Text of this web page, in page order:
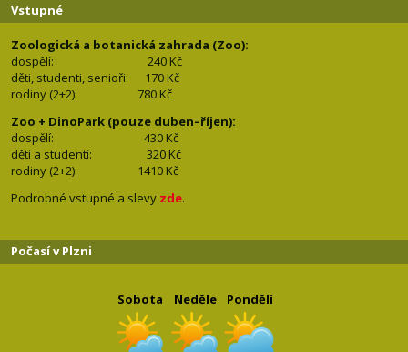
Vstupné
Zoologická a botanická zahrada (Zoo):
dospělí:
240 Kč
děti, studenti, senioři: 170 Kč
rodiny (2+2): 780 Kč
Zoo + DinoPark (pouze duben–říjen):
dospělí: 430 Kč
děti a studenti: 320 Kč
rodiny (2+2): 1410 Kč
Podrobné vstupné a slevy zde.
Počasí v Plzni
Sobota Neděle Pondělí